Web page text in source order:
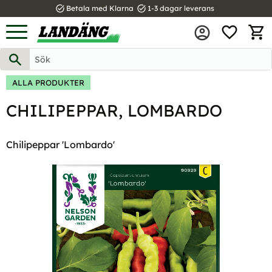
Meny
task_alt Betala med Klarna task_alt 1-3 dagar leverans
ALLA PRODUKTER
CHILIPEPPAR, LOMBARDO
Chilipeppar 'Lombardo'